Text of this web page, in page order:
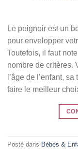
Le peignoir est un
pour envelopper
Toutefois, il faut
nombre de critères.
l’âge de l’enfant,
faire le meilleur
Posté dans Bébés &